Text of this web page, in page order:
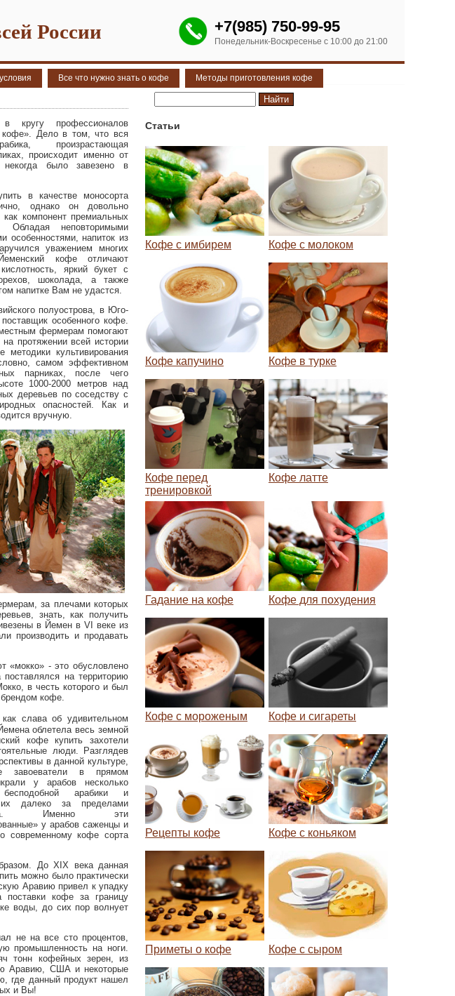
России +7(985) 750-99-95
Понедельник-Воскресенье с 10:00 до 21:00
Все что нужно знать о кофе Методы приготовления кофе
кругу профессионалов
кофе». Дело в том, что вся
произрастающая
происходит именно от
некогда было завезено в
в качестве моносорта
однако он довольно
как компонент премиальных
Обладая неповторимыми
особенностями, напиток из
уважением многих
кофе отличают
яркий букет с
шоколада, а также
напитке Вам не удастся.
полуострова, в Юго-
особенного кофе.
фермерам помогают
протяжении всей истории
культивирования
самом эффективном
парниках, после чего
1000-2000 метров над
деревьев по соседству с
опасностей. Как и
вручную.
за плечами которых
знать, как получить
в Йемен в VI веке из
производить и продавать
«мокко» - это обусловлено
на территорию
в честь которого и был
кофе.
слава об удивительном
облетела весь земной
кофе купить захотели
люди. Разглядев
в данной культуре,
завоеватели в прямом
у арабов несколько
арабики и
далеко за пределами
Именно эти
у арабов саженцы и
современному кофе сорта
До XIX века данная
можно было практически
Аравию привел к упадку
кофе за границу
воды, до сих пор волнует
не на все сто процентов,
промышленность на ноги.
тонн кофейных зерен, из
Аравию, США и некоторые
где данный продукт нашел
и Вы!
Статьи
Кофе с имбирем Кофе с молоком
Кофе капучино Кофе в турке
Кофе перед
тренировкой
Кофе латте
Гадание на кофе Кофе для похудения
Кофе с мороженым Кофе и сигареты
Рецепты кофе Кофе с коньяком
Приметы о кофе Кофе с сыром